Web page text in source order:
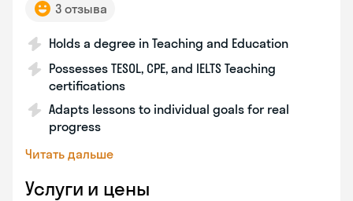
3 отзыва
Holds a degree in Teaching and Education
Possesses TESOL, CPE, and IELTS Teaching
certifications
Adapts lessons to individual goals for real
progress
Читать дальше
Услуги и цены